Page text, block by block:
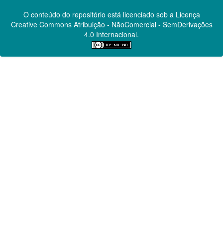
O conteúdo do repositório está licenciado sob a Licença
Creative CommonsAtribuição - NãoComercial - SemDerivações
4.0 Internacional.